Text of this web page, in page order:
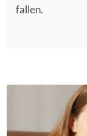
fallen.